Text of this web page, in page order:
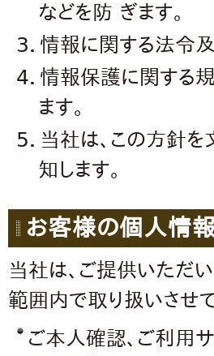
などを防 ぎます。
3．情報に関する法令
4．情報保護に関する
ます。
5．当社は、この方針
知します。
お客様の個人情
当社は、ご提供いただ
範囲内で取り扱いさせ
ご本人確認、ご利用